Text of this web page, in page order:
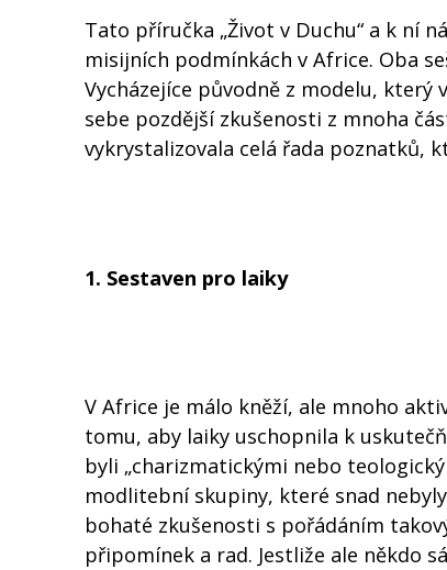
Tato příručka „Život v Duchu“ a k ní
misijních podmínkách v Africe. Oba
Vycházejíce původně z modelu, který
sebe pozdější zkušenosti z mnoha
vykrystalizovala celá řada poznatků,
1. Sestaven pro laiky
V Africe je málo kněží, ale mnoho
tomu, aby laiky uschopnila k
byli „charizmatickými nebo
modlitební skupiny, které snad
bohaté zkušenosti s pořádáním
připomínek a rad. Jestliže ale někdo